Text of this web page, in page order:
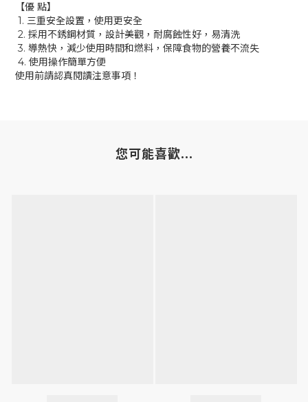
【優 點】
1. 三重安全設置，使用更安全
2. 採用不銹鋼材質，設計美觀，耐腐蝕性好，易清洗
3. 導熱快，減少使用時間和燃料，保障食物的營養不流失
4. 使用操作簡單方便
使用前請認真閱讀注意事項！
您可能喜歡...